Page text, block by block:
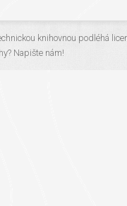
knihovnou podléhá
Napište nám!